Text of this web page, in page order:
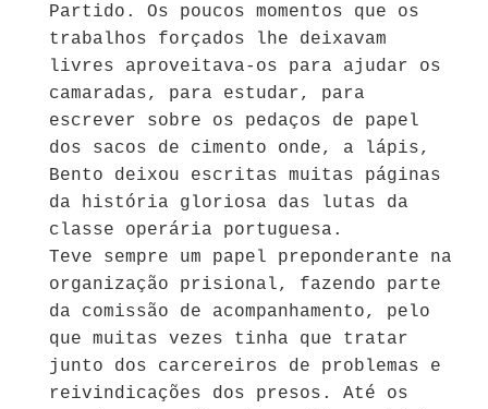
Partido. Os poucos momentos que os
trabalhos forçados lhe deixavam
livres aproveitava-os para ajudar os
camaradas, para estudar, para
escrever sobre os pedaços de papel
dos sacos de cimento onde, a lápis,
Bento deixou escritas muitas páginas
da história gloriosa das lutas da
classe operária portuguesa.
Teve sempre um papel preponderante na
organização prisional, fazendo parte
da comissão de acompanhamento, pelo
que muitas vezes tinha que tratar
junto dos carcereiros de problemas e
reivindicações dos presos. Até os